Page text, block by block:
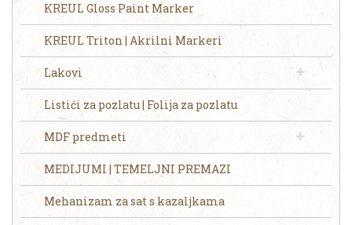
KREUL Gloss Paint Marker
KREUL Triton | Akrilni Markeri
Lakovi
Listići za pozlatu | Folija za pozlatu
MDF predmeti
MEDIJUMI | TEMELJNI PREMAZI
Mehanizam za sat s kazaljkama